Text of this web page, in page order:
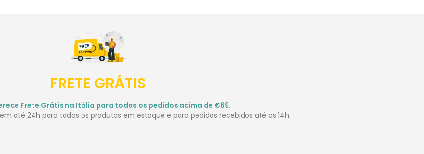
FRETE GRÁTIS
Frete Grátis na Itália para todos os pedidos acima de €69.
até 24h para todos os produtos em estoque e para pedidos recebidos até as 14h.